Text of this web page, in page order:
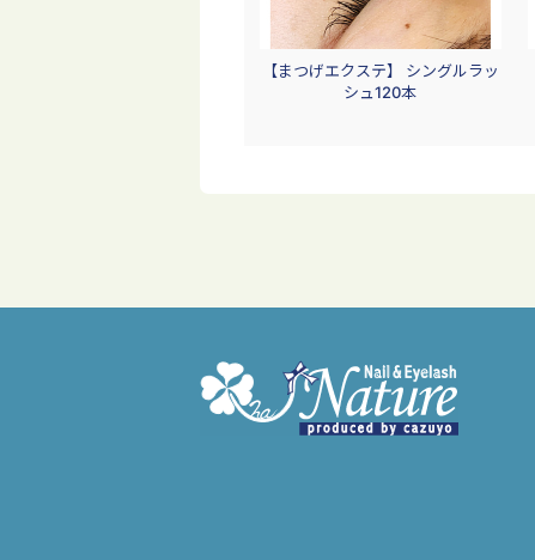
【まつげエクステ】 シングルラッ
シュ120本